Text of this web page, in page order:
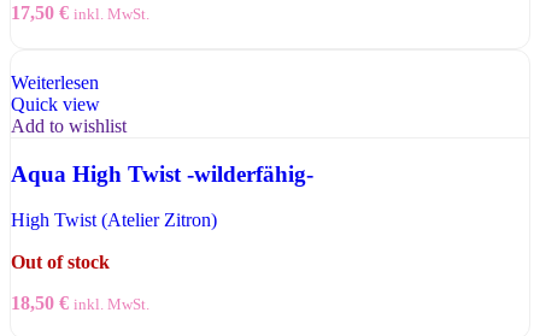
17,50 € inkl. MwSt.
Weiterlesen
Quick view
Add to wishlist
Aqua High Twist -wilderfähig-
High Twist (Atelier Zitron)
Out of stock
18,50 € inkl. MwSt.